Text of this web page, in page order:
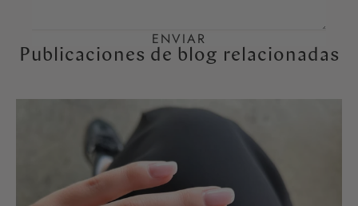
Publicaciones de blog relacionadas